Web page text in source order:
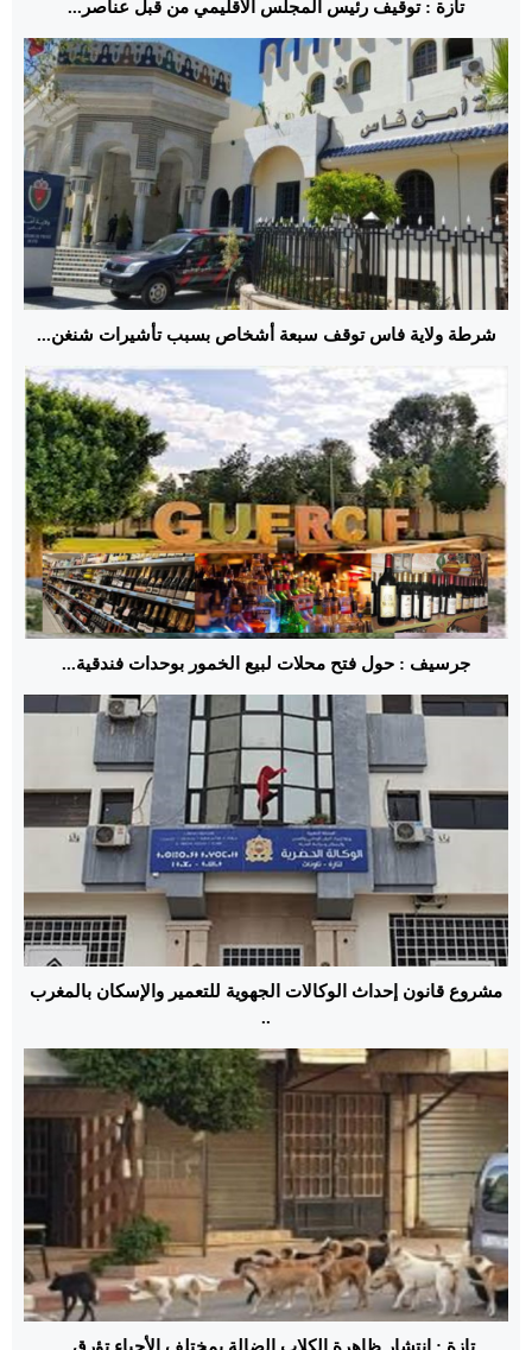
تازة : توقيف رئيس المجلس الاقليمي من قبل عناصر...
شرطة ولاية فاس توقف سبعة أشخاص بسبب تأشيرات شنغن...
جرسيف : حول فتح محلات لبيع الخمور بوحدات فندقية...
مشروع قانون إحداث الوكالات الجهوية للتعمير والإسكان بالمغرب
..
تازة : انتشار ظاهرة الكلاب الضالة بمختلف الأحياء تؤرق...